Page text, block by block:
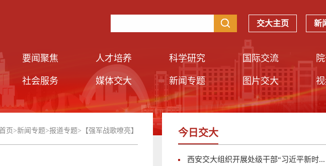
交大主页 新
要闻聚焦 人才培养 科学研究 国际交流
社会服务 媒体交大 新闻专题 图片交大
页>新闻专题>报道专题> 【强军战歌嘹亮】 今日交大
西安交大组织开展处级干部“习近平新时...